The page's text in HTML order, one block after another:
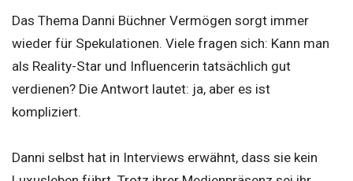
Das Thema Danni Büchner Vermögen sorgt immer
wieder für Spekulationen. Viele fragen sich: Kann man
als Reality-Star und Influencerin tatsächlich gut
verdienen? Die Antwort lautet: ja, aber es ist
kompliziert.
Danni selbst hat in Interviews erwähnt, dass sie kein